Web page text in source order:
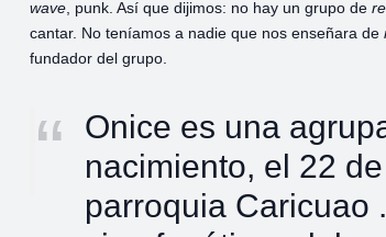
wave , punk. Así que dijimos: no hay un grupo de
cantar. No teníamos a nadie que nos enseñara de
fundador del grupo.
Onice es una
nacimiento, el 22
parroquia Caricuao